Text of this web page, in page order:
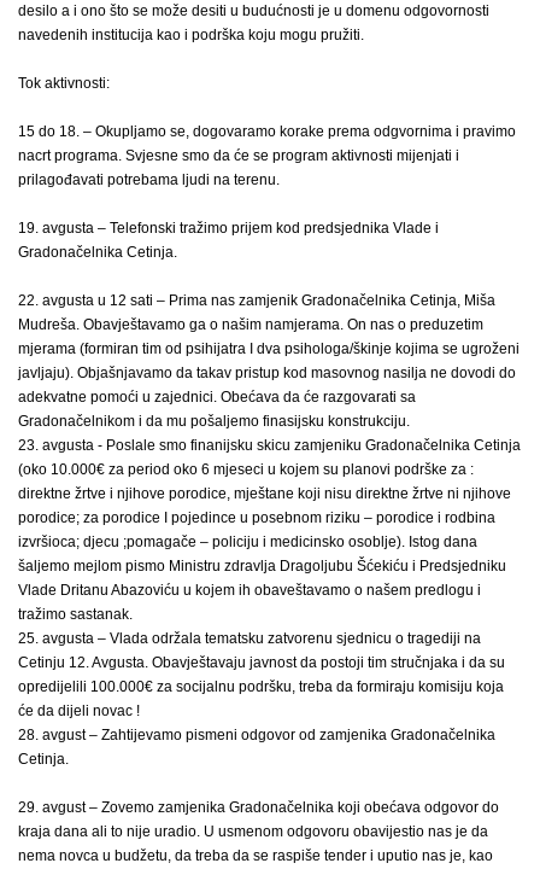
desilo a i ono što se može desiti u budućnosti je u domenu odgovornosti
navedenih institucija kao i podrška koju mogu pružiti.
Tok aktivnosti:
15 do 18. – Okupljamo se, dogovaramo korake prema odgvornima i pravimo
nacrt programa. Svjesne smo da će se program aktivnosti mijenjati i
prilagođavati potrebama ljudi na terenu.
19. avgusta – Telefonski tražimo prijem kod predsjednika Vlade i
Gradonačelnika Cetinja.
22. avgusta u 12 sati – Prima nas zamjenik Gradonačelnika Cetinja, Miša
Mudreša. Obavještavamo ga o našim namjerama. On nas o preduzetim
mjerama (formiran tim od psihijatra I dva psihologa/škinje kojima se ugroženi
javljaju). Objašnjavamo da takav pristup kod masovnog nasilja ne dovodi do
adekvatne pomoći u zajednici. Obećava da će razgovarati sa
Gradonačelnikom i da mu pošaljemo finasijsku konstrukciju.
23. avgusta - Poslale smo finanijsku skicu zamjeniku Gradonačelnika Cetinja
(oko 10.000€ za period oko 6 mjeseci u kojem su planovi podrške za :
direktne žrtve i njihove porodice, mještane koji nisu direktne žrtve ni njihove
porodice; za porodice I pojedince u posebnom riziku – porodice i rodbina
izvršioca; djecu ;pomagače – policiju i medicinsko osoblje). Istog dana
šaljemo mejlom pismo Ministru zdravlja Dragoljubu Šćekiću i Predsjedniku
Vlade Dritanu Abazoviću u kojem ih obaveštavamo o našem predlogu i
tražimo sastanak.
25. avgusta – Vlada održala tematsku zatvorenu sjednicu o tragediji na
Cetinju 12. Avgusta. Obavještavaju javnost da postoji tim stručnjaka i da su
opredijelili 100.000€ za socijalnu podršku, treba da formiraju komisiju koja
će da dijeli novac !
28. avgust – Zahtijevamo pismeni odgovor od zamjenika Gradonačelnika
Cetinja.
29. avgust – Zovemo zamjenika Gradonačelnika koji obećava odgovor do
kraja dana ali to nije uradio. U usmenom odgovoru obavijestio nas je da
nema novca u budžetu, da treba da se raspiše tender i uputio nas je, kao